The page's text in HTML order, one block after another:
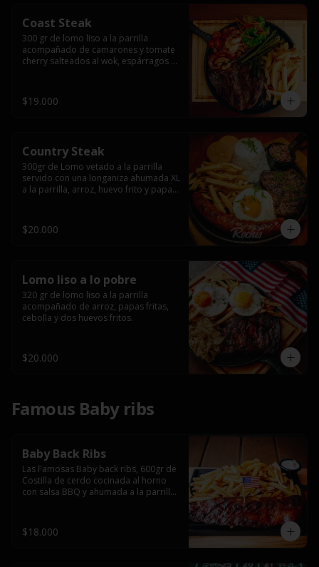
Coast Steak
300 gr de lomo liso a la parrilla
acompañado de camarones y tomate
cherry salteados al wok, espárragos
$19.000
Country Steak
300gr de Lomo vetado a la parrilla
servido con una longaniza ahumada XL
a la parrilla, arroz, huevo frito y papas
$20.000
Lomo liso a lo pobre
320 gr de lomo liso a la parrilla
acompañado de arroz, papas fritas,
cebolla y dos huevos fritos.
$20.000
Famous Baby ribs
Baby Back Ribs
Las Famosas Baby back ribs, 600gr de
Costilla de cerdo cocinada al horno
con salsa BBQ y ahumada a la parrilla
$18.000